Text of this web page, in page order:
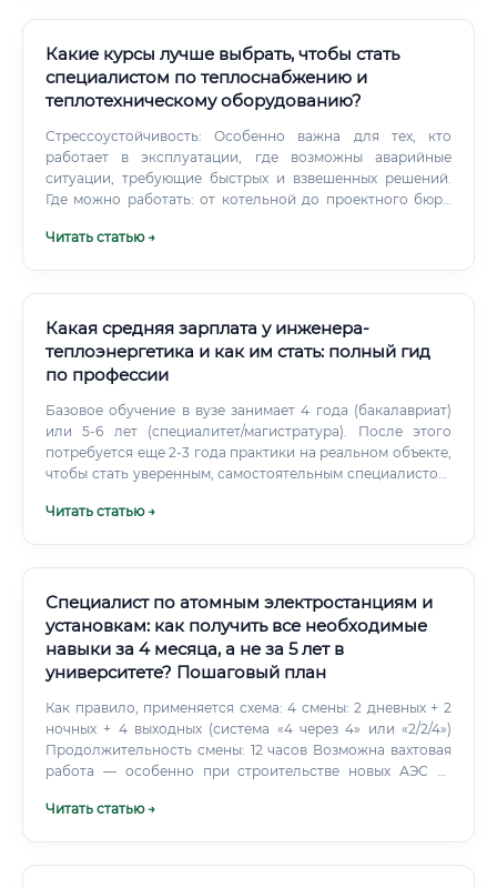
не работодателя. Грамотного инженера-
электроэнергетика ищут, переманивают, предлагают
хорошие условия. Учиться сейчас — это значит через 2–3
года оказаться именно там, где спрос будет ещё выше.
Какие курсы лучше выбрать, чтобы стать
специалистом по теплоснабжению и
теплотехническому оборудованию?
Стрессоустойчивость: Особенно важна для тех, кто
работает в эксплуатации, где возможны аварийные
ситуации, требующие быстрых и взвешенных решений.
Где можно работать: от котельной до проектного бюро
выбор мест для трудоустройства.
Читать статью →
Какая средняя зарплата у инженера-
теплоэнергетика и как им стать: полный гид
по профессии
Базовое обучение в вузе занимает 4 года (бакалавриат)
или 5-6 лет (специалитет/магистратура). После этого
потребуется еще 2-3 года практики на реальном объекте,
чтобы стать уверенным, самостоятельным специалистом.
инженера занимает около 5-7 лет.
Читать статью →
Специалист по атомным электростанциям и
установкам: как получить все необходимые
навыки за 4 месяца, а не за 5 лет в
университете? Пошаговый план
Как правило, применяется схема: 4 смены: 2 дневных + 2
ночных + 4 выходных (система «4 через 4» или «2/2/4»)
Продолжительность смены: 12 часов Возможна вахтовая
работа — особенно при строительстве новых АЭС за
Финляндию и другие страны) ✅ Дополнительные льготы
Читать статью →